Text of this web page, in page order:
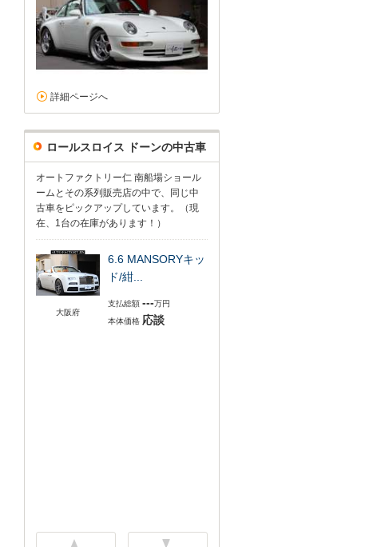
詳細ページへ
ロールスロイス ドーンの中古車
オートファクトリー仁 南船場ショール
ームとその系列販売店の中で、同じ中
古車をピックアップしています。（現
在、1台の在庫があります！）
大阪府
6.6 MANSORYキッ
ド/紺...
支払総額 ---万円
本体価格 応談